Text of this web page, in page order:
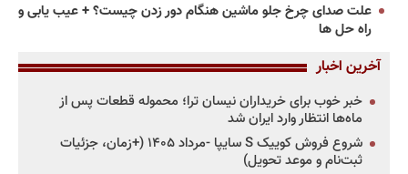
علت صدای چرخ جلو ماشین هنگام دور زدن چیست؟ + عیب یابی و
راه حل ها
آخرین اخبار
خبر خوب برای خریداران نیسان ترا؛ محموله قطعات پس از
ماه‌ها انتظار وارد ایران شد
شروع فروش کوییک S سایپا -مرداد ۱۴۰۵ (+زمان، جزئیات
ثبت‌نام و موعد تحویل)